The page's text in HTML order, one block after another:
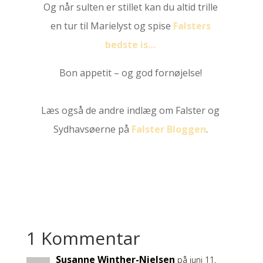
Og når sulten er stillet kan du altid trille
en tur til Marielyst og spise Falsters
bedste is…
Bon appetit – og god fornøjelse!
Læs også de andre indlæg om Falster og
Sydhavsøerne på Falster Bloggen.
1 Kommentar
Susanne Winther-Nielsen på juni 11,